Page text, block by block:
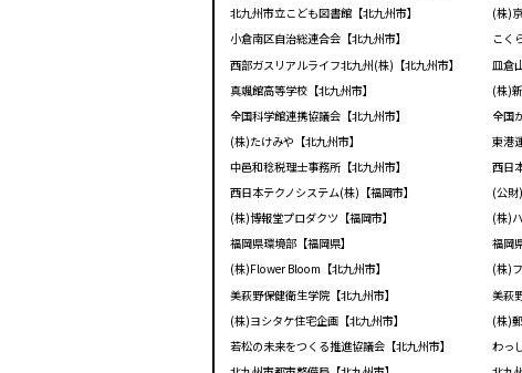
北九州市立こども図書館【北九州市】
(株)
小倉南区自治総連合会【北九州市】
こく
西部ガスリアルライフ北九州(株)【北九州市】
真颯館高等学校【北九州市】
(株)
全国科学館連携協議会【北九州市】
全国
(株)たけみや【北九州市】
東港
中邑和稔税理士事務所【北九州市】
西日
西日本テクノシステム(株)【福岡市】
(公財
(株)博報堂プロダクツ【福岡市】
(株)
福岡県環境部【福岡県】
福岡
(株)Flower Bloom【北九州市】
(株)
美萩野保健衛生学院【北九州市】
美萩
(株)ヨシタケ住宅企画【北九州市】
(株)
若松の未来をつくる推進協議会【北九州市】
わっ